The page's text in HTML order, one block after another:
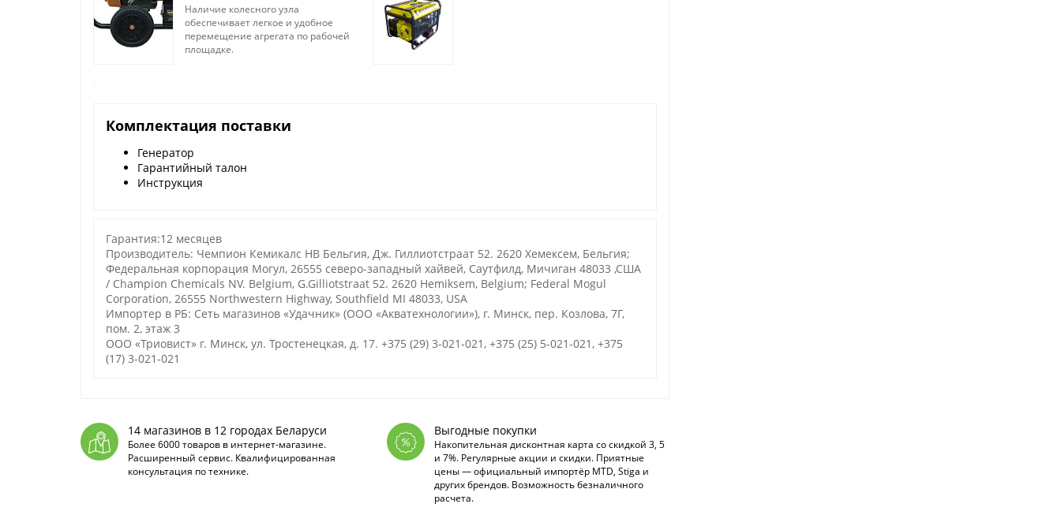
Наличие колесного узла
обеспечивает легкое и удобное
перемещение агрегата по рабочей
площадке.
Комплектация поставки
Генератор
Гарантийный талон
Инструкция
Гарантия:12 месяцев
Производитель: Чемпион Кемикалс НВ Бельгия, Дж. Гиллиотстраат 52. 2620 Хемексем, Бельгия;
Федеральная корпорация Могул, 26555 северо-западный хайвей, Саутфилд, Мичиган 48033 ,США
/ Champion Chemicals NV. Belgium, G.Gilliotstraat 52. 2620 Hemiksem, Belgium; Federal Mogul
Corporation, 26555 Northwestern Highway, Southfield MI 48033, USA
Импортер в РБ: Сеть магазинов «Удачник» (ООО «Акватехнологии»), г. Минск, пер. Козлова, 7Г,
пом. 2, этаж 3
ООО «Триовист» г. Минск, ул. Тростенецкая, д. 17. +375 (29) 3-021-021, +375 (25) 5-021-021, +375
(17) 3-021-021
14 магазинов в 12 городах Беларуси
Более 6000 товаров в интернет-магазине.
Расширенный сервис. Квалифицированная
консультация по технике.
Выгодные покупки
Накопительная дисконтная карта со скидкой 3, 5
и 7%. Регулярные акции и скидки. Приятные
цены — официальный импортёр MTD, Stiga и
других брендов. Возможность безналичного
расчета.